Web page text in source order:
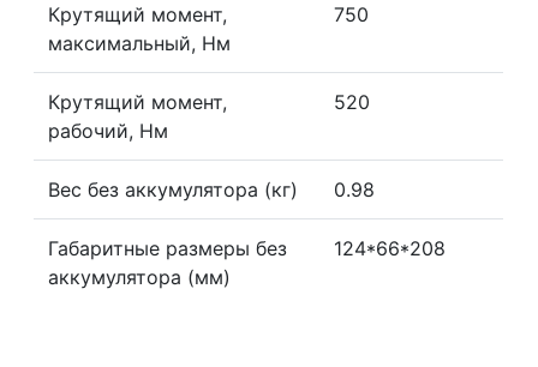
Крутящий момент,
максимальный, Нм
750
Крутящий момент,
рабочий, Нм
520
Вес без аккумулятора (кг) 0.98
Габаритные размеры без
аккумулятора (мм)
124*66*208